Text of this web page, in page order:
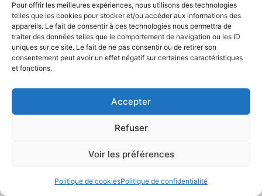
Pour offrir les meilleures expériences, nous utilisons des technologies
telles que les cookies pour stocker et/ou accéder aux informations des
appareils. Le fait de consentir à ces technologies nous permettra de
traiter des données telles que le comportement de navigation ou les ID
uniques sur ce site. Le fait de ne pas consentir ou de retirer son
consentement peut avoir un effet négatif sur certaines caractéristiques
et fonctions.
Accepter
Refuser
Voir les préférences
Politique de cookiesPolitique de confidentialité
Voir Projet Ihecs
Les équipes éducatives remercient quant à eux ces étudiants
qui ont démontré leurs nouvelles capacités à écouter, partager
réussi un beau projet et établi une vraie relation de confiance